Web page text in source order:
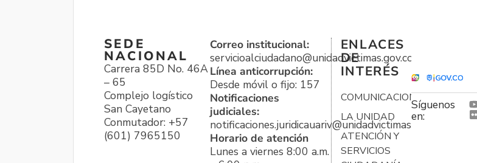
SEDE
NACIONAL
Carrera 85D No. 46A
– 65
Complejo logístico
San Cayetano
Conmutador: +57
(601) 7965150
Correo institucional:
servicioalciudadano@unidadvictimas.gov.co
Línea anticorrupción:
Desde móvil o fijo: 157
Notificaciones
judiciales:
notificaciones.juridicauariv@unidadvictimas.gov.co
Horario de atención
Lunes a viernes 8:00 a.m.
ENLACES
DE
INTERÉS
COMUNICACIONES
LA UNIDAD
ATENCIÓN Y
SERVICIOS
Síguenos
en: